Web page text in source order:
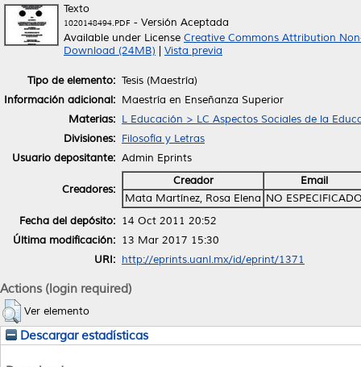
Texto
1020148494.PDF - Versión Aceptada
Available under License Creative Commons Attribution
Download (24MB)
Vista previa
Tipo de elemento: Tesis (Maestría)
Información adicional: Maestría en Enseñanza Superior
Materias: L Educación > LC Aspectos Sociales de la
Divisiones: Filosofía y Letras
Usuario depositante: Admin Eprints
Creadores:
Creador
Email
Mata Martínez, Rosa Elena NO
Fecha del depósito: 14 Oct 2011 20:52
Última modificación: 13 Mar 2017 15:30
URI: http://eprints.uanl.mx/id/eprint/1371
Actions (login required)
Ver elemento
Descargar estadísticas